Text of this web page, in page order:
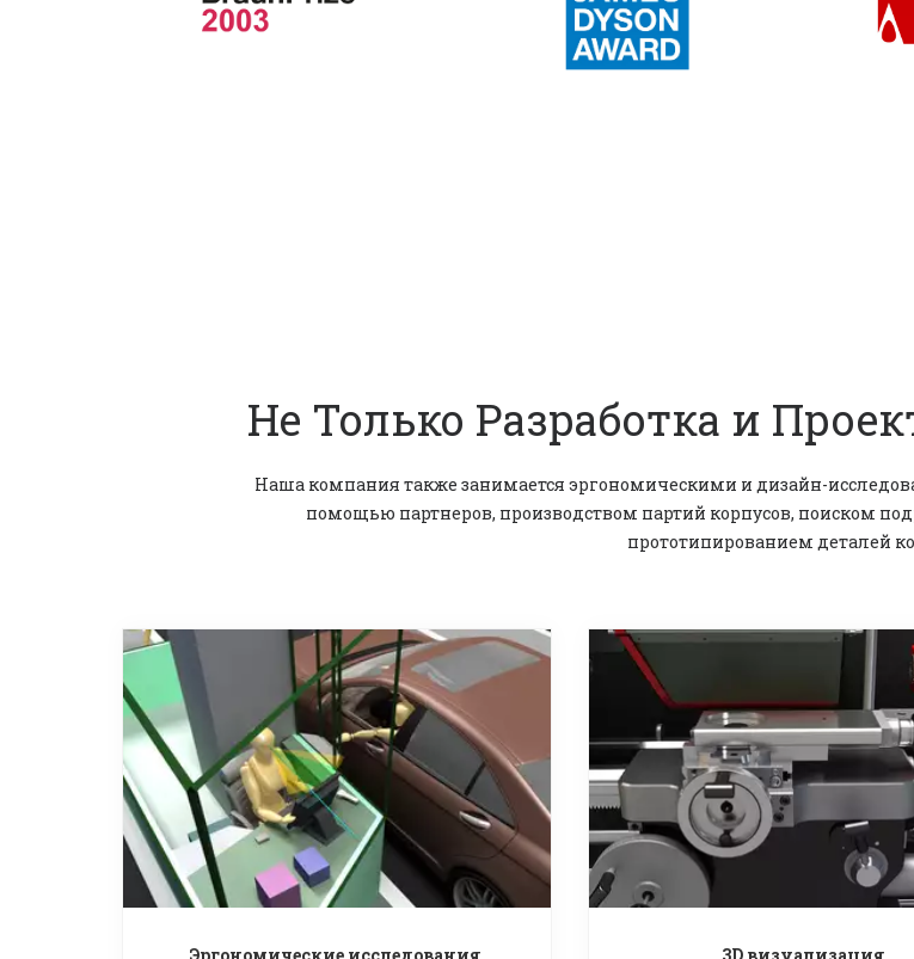
Не Только Разработка и
Наша компания также занимается эргономическими и дизайн-
помощью партнеров, производством партий корпусов, поиском
прототипированием деталей
Эргономические исследования 3D визуализация